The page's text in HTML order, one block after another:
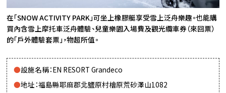
在「SNOW ACTIVITY PARK」可坐上橡膠艇享受雪上泛舟樂趣。也能購
買內含雪上摩托車泛舟體驗、兒童樂園入場費及觀光纜車券（來回票）
的「戶外體驗套票」，物超所值。
設施名稱：EN RESORT Grandeco
地址：福島縣耶麻郡北鹽原村檜原荒砂澤山1082